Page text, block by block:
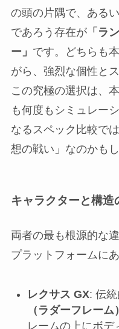
の頭の片隅で、ある
であろう存在が「ラ
ー」 です。どちらも
がら、強烈な個性と
この究極の選択は、
も何度もシミュレー
なるスペック比較で
想の戦い」なのかもし
キャラクターと構造
両者の最も根源的な
プラットフォームにあ
レクサス GX: 伝
（ラダーフレーム
レームの上にボデ